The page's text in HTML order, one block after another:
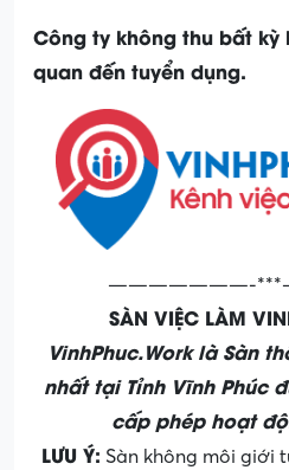
Công ty không thu bất
quan đến tuyển dụng.
———————-
SÀN VIỆC LÀM
VinhPhuc.Work là Sàn
nhất tại Tỉnh Vĩnh Phúc
cấp phép hoạt
LƯU Ý: Sàn không môi giới